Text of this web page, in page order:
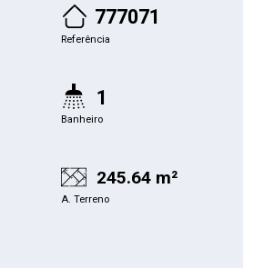
777071
Referência
1
Banheiro
245.64 m²
A. Terreno